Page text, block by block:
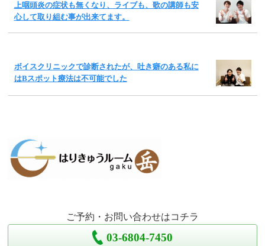
上咽頭炎の症状も無くなり、ライブも、歌の講師も安
心して取り組む事が出来てます。
ボイスクリニックで診断されたが、吐き癖のある私に
はBスポット療法は不可能でした
ご予約・お問い合わせはコチラ
03-6804-7450